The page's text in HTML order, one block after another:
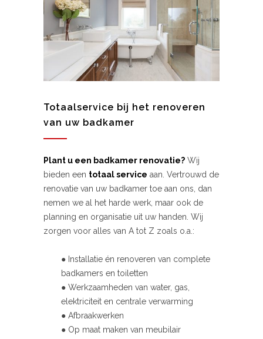
Totaalservice bij het renoveren
van uw badkamer
Plant u een badkamer renovatie? Wij
bieden een totaal service aan. Vertrouwd de
renovatie van uw badkamer toe aan ons, dan
nemen we al het harde werk, maar ook de
planning en organisatie uit uw handen. Wij
zorgen voor alles van A tot Z zoals o.a.:
● Installatie én renoveren van complete
badkamers en toiletten
● Werkzaamheden van water, gas,
elektriciteit en centrale verwarming
● Afbraakwerken
● Op maat maken van meubilair